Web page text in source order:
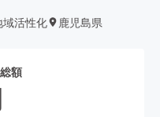
域活性化 鹿児島県
額